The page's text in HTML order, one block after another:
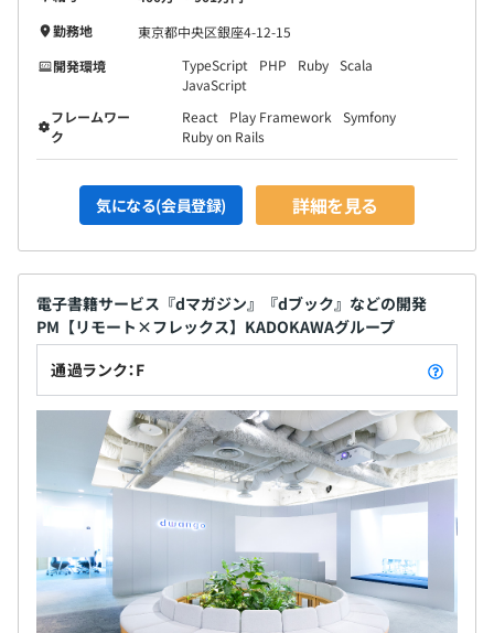
ができます。
最後になりますが、モノづくりが好きな人も多いという特
徴があります。プライベートで作るのはもちろん、社内の
SlackBot や社内プロダクトも各自で好きなものを作成し
ホスティングしたりしています。こちらも勿論、個人の裁
量に任されておりモノづくり自体を楽しんでいます。
■人事評価制度
役割等級制度（グレード制度）に基づき、6月と12月に処
遇を決定しています。
に対する成果や会社業績を賞与に結び付ける仕組みです。
サービスの企画開発や広告企画営業などの現場最前線〜コ
ーポレートなどのバックオフィスまで、社内のありとあら
ゆる部署がスピード感と裁量をもって各プロジェクトを推
進しています。
勤務地
東京都中央区銀座4-12-15
開発環境
TypeScript PHP Ruby Scala
JavaScript
フレームワー
ク
React Play Framework
Symfony
Ruby on Rails
気になる(会員登録) 詳細を見る
電子書籍サービス『dマガジン』『dブック』などの開発
PM【リモート×フレックス】KADOKAWAグループ
通過ランク：F